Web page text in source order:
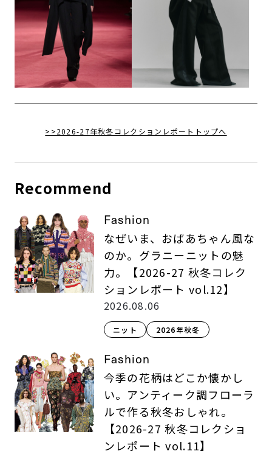
>>2026-27年秋冬コレクションレポートトップへ
Recommend
Fashion
なぜいま、おばあちゃん風な
のか。グラニーニットの魅
力。【2026-27 秋冬コレク
ションレポート vol.12】
2026.08.06
ニット 2026年秋冬
Fashion
今季の花柄はどこか懐かし
い。アンティーク調フローラ
ルで作る秋冬おしゃれ。
【2026-27 秋冬コレクショ
ンレポート vol.11】